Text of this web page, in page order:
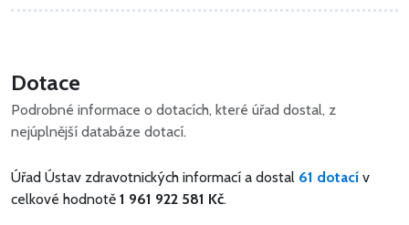
Dotace
Podrobné informace o dotacích, které úřad dostal, z
nejúplnější databáze dotací.
Úřad Ústav zdravotnických informací a dostal 61 dotací v
celkové hodnotě 1 961 922 581 Kč.